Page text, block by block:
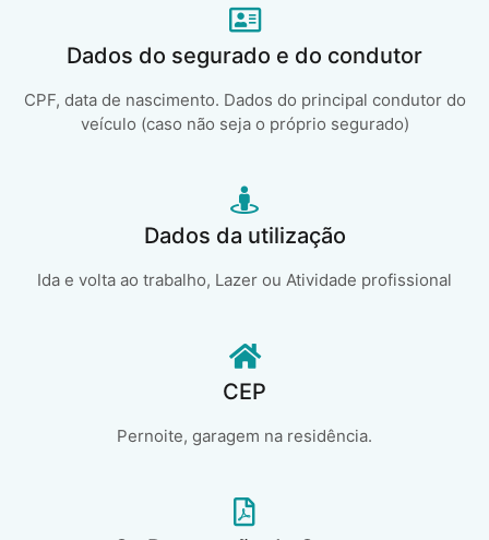
Dados do segurado e do condutor
CPF, data de nascimento. Dados do principal condutor do
veículo (caso não seja o próprio segurado)
Dados da utilização
Ida e volta ao trabalho, Lazer ou Atividade profissional
CEP
Pernoite, garagem na residência.